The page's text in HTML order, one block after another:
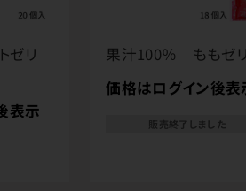
ゼリ
表示
果汁100％ ももゼ
価格はログイン後表
販売終了しました